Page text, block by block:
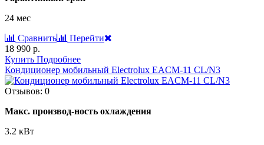
24 мес
Сравнить
Перейти
18 990 р.
Купить Подробнее
Кондиционер мобильный Electrolux EACM-11 CL/N3
Отзывов: 0
Макс. производ-ность охлаждения
3.2 кВт